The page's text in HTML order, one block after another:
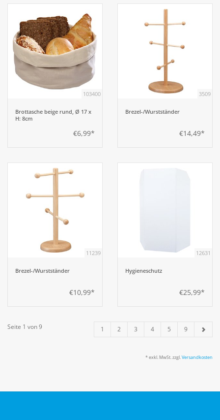
103400
Brottasche beige rund, Ø 17 x
H: 8cm
€6,99*
3509
Brezel-/Wurstständer
€14,49*
11239
Brezel-/Wurstständer
€10,99*
12631
Hygieneschutz
€25,99*
Seite 1 von 9 1 2 3 4 5 9
* exkl. MwSt. zzgl.Versandkosten